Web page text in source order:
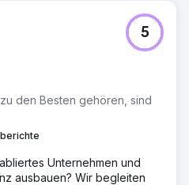
den Besten gehören, sind
5
Unternehmen und
ausbauen? Wir begleiten